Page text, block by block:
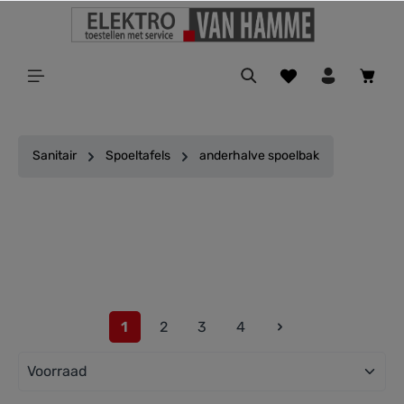
Sanitair Spoeltafels anderhalve spoelbak
1 2 3 4